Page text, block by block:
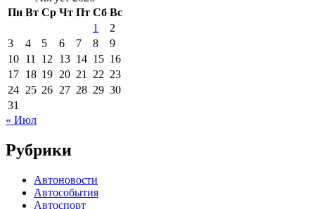
Пн Вт Ср Чт Пт Сб Вс
1
2
3
4 5 6 7 8
9
10 11 12 13 14 15 16
17 18 19 20 21 22 23
24 25 26 27 28 29 30
31
« Июл
Рубрики
Автоновости
Автособытия
Автоспорт